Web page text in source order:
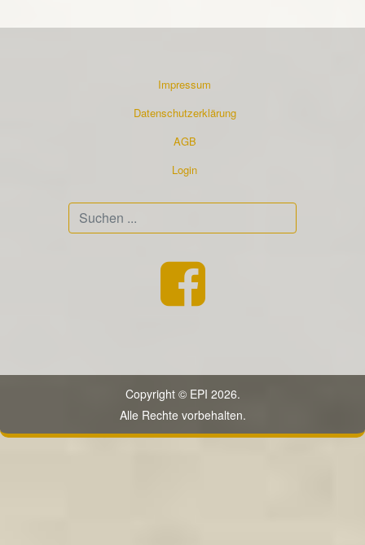
Impressum
Datenschutzerklärung
AGB
Login
Copyright © EPI 2026.
Alle Rechte vorbehalten.